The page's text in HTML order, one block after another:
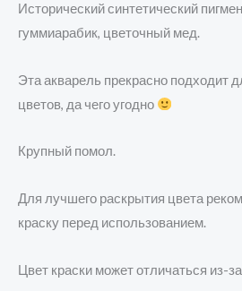
Исторический синтетический
гуммиарабик, цветочный мед.
Эта акварель прекрасно подходит
цветов, да чего угодно
Крупный помол.
Для лучшего раскрытия цвета
краску перед использованием.
Цвет краски может отличаться из-